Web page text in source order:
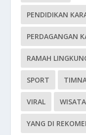
PENDIDIKAN
PERDAGANGAN
RAMAH
SPORT
VIRAL WISATA
YANG DI